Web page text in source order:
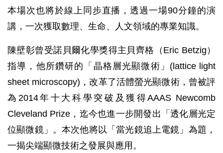
本場次也將於線上同步直播，透過一場90分鐘的演
講，一次獲取數理、生命、人文領域的專業知識。
陳壁彰曾受諾貝爾化學獎得主貝齊格（Eric Betzig）
指導，他所鑽研的「晶格層光顯微術」(lattice light
sheet microscopy)，改革了活體螢光顯微術，曾被評
為2014年十大科學突破及獲得AAAS Newcomb
Cleveland Prize，迄今也進一步開發出「透化層光定
位顯微鏡」。本次他將以「當光鏡追上電鏡」為題，
一揭尖端顯微技術之發展與應用。